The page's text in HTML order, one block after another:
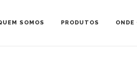
SOMOS PRODUTOS ONDE